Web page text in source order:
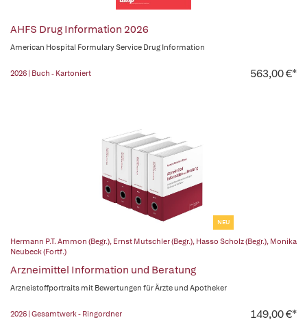
AHFS Drug Information 2026
American Hospital Formulary Service Drug Information
2026 | Buch - Kartoniert 563,00 €*
NEU
Hermann P.T. Ammon (Begr.), Ernst Mutschler (Begr.), Hasso Scholz (Begr.), Monika
Neubeck (Fortf.)
Arzneimittel Information und Beratung
Arzneistoffportraits mit Bewertungen für Ärzte und Apotheker
2026 | Gesamtwerk - Ringordner 149,00 €*